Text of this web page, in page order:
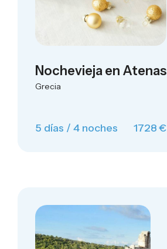
Nochevieja en Atenas
Grecia
5 días / 4 noches 1728 €